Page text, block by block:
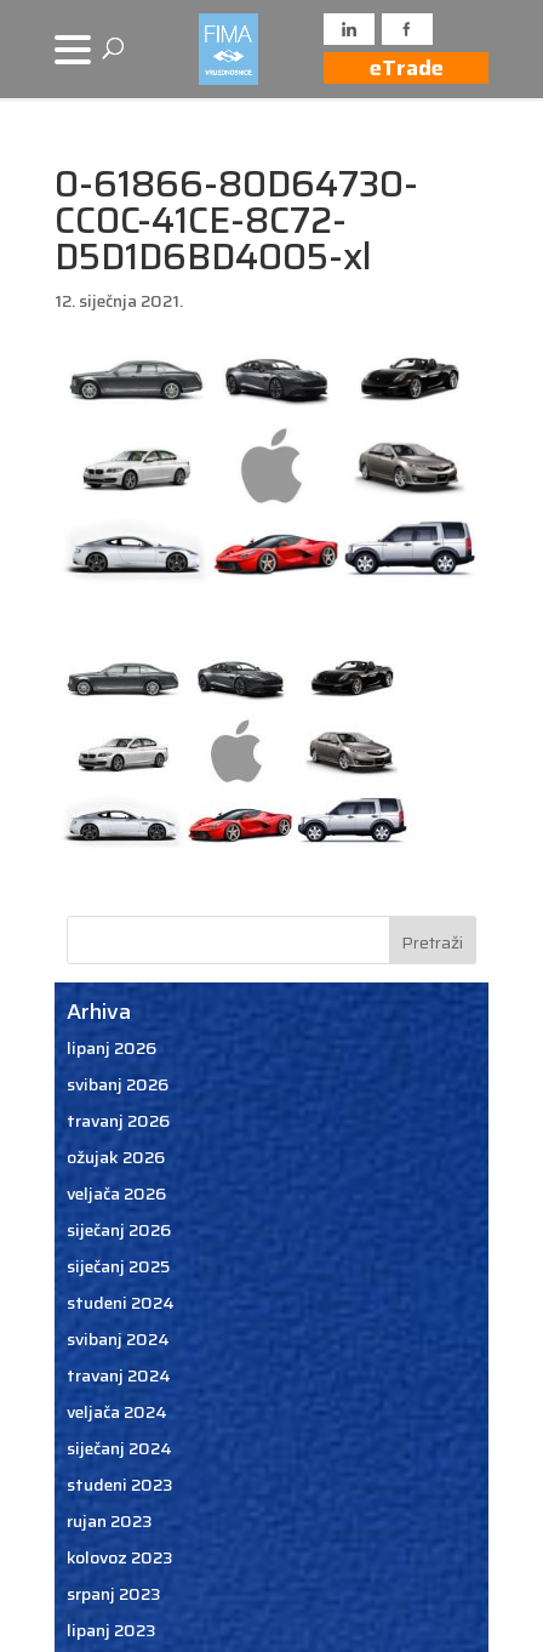
eTrade
0-61866-80D64730-
CC0C-41CE-8C72-
D5D1D6BD4005-xl
12. siječnja 2021.
Arhiva
lipanj 2026
svibanj 2026
travanj 2026
ožujak 2026
veljača 2026
siječanj 2026
siječanj 2025
studeni 2024
svibanj 2024
travanj 2024
veljača 2024
siječanj 2024
studeni 2023
rujan 2023
kolovoz 2023
srpanj 2023
lipanj 2023